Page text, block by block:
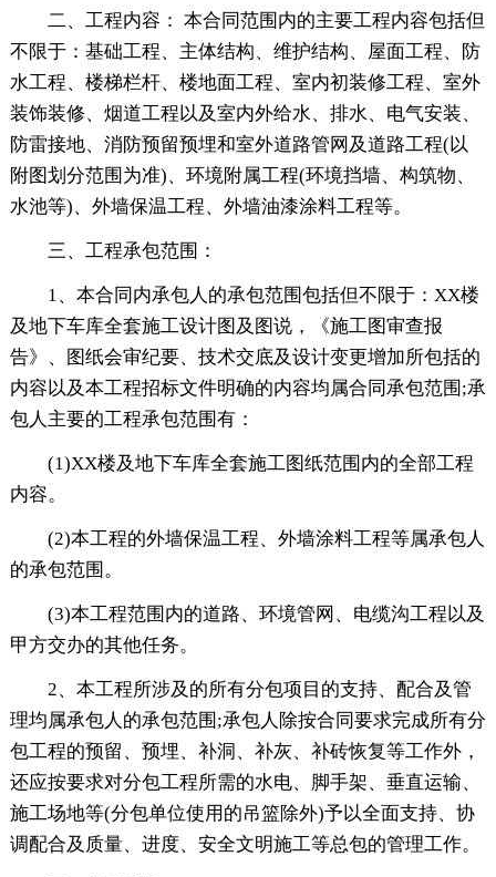
二、工程内容： 本合同范围内的主要工程内容包括但
不限于：基础工程、主体结构、维护结构、屋面工程、防
水工程、楼梯栏杆、楼地面工程、室内初装修工程、室外
装饰装修、烟道工程以及室内外给水、排水、电气安装、
防雷接地、消防预留预埋和室外道路管网及道路工程(以
附图划分范围为准)、环境附属工程(环境挡墙、构筑物、
水池等)、外墙保温工程、外墙油漆涂料工程等。
三、工程承包范围：
1、本合同内承包人的承包范围包括但不限于：XX楼
及地下车库全套施工设计图及图说，《施工图审查报
告》、图纸会审纪要、技术交底及设计变更增加所包括的
内容以及本工程招标文件明确的内容均属合同承包范围;承
包人主要的工程承包范围有：
(1)XX楼及地下车库全套施工图纸范围内的全部工程
内容。
(2)本工程的外墙保温工程、外墙涂料工程等属承包人
的承包范围。
(3)本工程范围内的道路、环境管网、电缆沟工程以及
甲方交办的其他任务。
2、本工程所涉及的所有分包项目的支持、配合及管
理均属承包人的承包范围;承包人除按合同要求完成所有分
包工程的预留、预埋、补洞、补灰、补砖恢复等工作外，
还应按要求对分包工程所需的水电、脚手架、垂直运输、
施工场地等(分包单位使用的吊篮除外)予以全面支持、协
调配合及质量、进度、安全文明施工等总包的管理工作。